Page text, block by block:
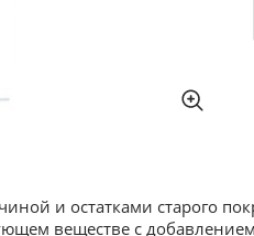
и остатками старого
веществе с